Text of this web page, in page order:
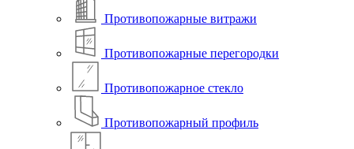
Противопожарные витражи
Противопожарные перегородки
Противопожарное стекло
Противопожарный профиль